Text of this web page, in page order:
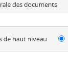
des documents
de haut niveau